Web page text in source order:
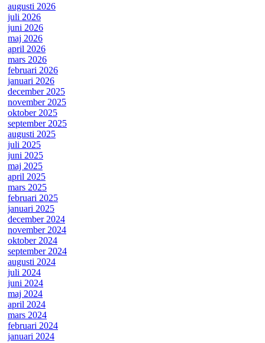
augusti 2026
juli 2026
juni 2026
maj 2026
april 2026
mars 2026
februari 2026
januari 2026
december 2025
november 2025
oktober 2025
september 2025
augusti 2025
juli 2025
juni 2025
maj 2025
april 2025
mars 2025
februari 2025
januari 2025
december 2024
november 2024
oktober 2024
september 2024
augusti 2024
juli 2024
juni 2024
maj 2024
april 2024
mars 2024
februari 2024
januari 2024